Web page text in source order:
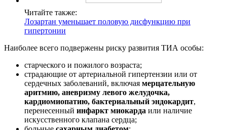
Читайте также:
Лозартан уменьшает половую дисфункцию при
гипертонии
Наиболее всего подвержены риску развития ТИА особы:
старческого и пожилого возраста;
страдающие от артериальной гипертензии или от
сердечных заболеваний, включая мерцательную
аритмию, аневризму левого желудочка,
кардиомиопатию, бактериальный эндокардит,
перенесенный инфаркт миокарда или наличие
искусственного клапана сердца;